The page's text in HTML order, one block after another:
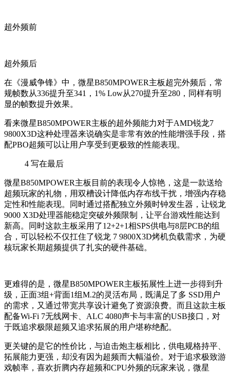
超外频前
超外频后
在《漫威争锋》中，微星B850MPOWER主板超完外频后，常
规帧数从336提升至341，1% Low从270提升至280，同样有明
显的帧数提升效果。
看来微星B850MPOWER主板的超外频能力对于AMD锐龙7
9800X3D这种处理器来说确实是非常有效的性能增强手段，搭
配PBO超频可以让用户享受到更极致的性能表现。
4 写在最后
微星B850MPOWER主板目前的表现令人惊艳，这是一款送给
超频玩家的礼物，用双槽设计降低内存布线干扰，增强内存稳
定性和性能表现。同时通过搭配独立外频时钟发生器，让锐龙
9000 X3D处理器能稳定突破外频限制，让平台游戏性能达到
新高。同时这款主板采用了12+2+1相SPS供电与8层PCB的组
合，可以轻松不仅扛住了锐龙 7 9800X3D烤机负载需求，为硬
核玩家长期超频提供了扎实的硬件基础。
更难得的是，微星B850MPOWER主板拓展性上进一步得到升
级，正面3组+背面1组M.2的灵活布局，既满足了多 SSD用户
的需求，又通过带宽共享设计避免了资源浪费。而且这款主板
配备Wi-Fi 7无线网卡、ALC 4080声卡与丰富的USB接口，对
于既追求极限超频又追求拓展的用户堪称绝配。
更关键的是它的性价比，与迫击炮主板相比，供电规格持平、
拓展能力更强，却没有因为超频而大幅溢价。对于追求极致游
戏帧率，喜欢折腾内存超频和CPU外频的玩家来说，微星